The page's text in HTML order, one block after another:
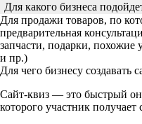
Для какого бизнеса
Для продажи товаров, по
предварительная
запчасти, подарки, похожие
и пр.)
Для чего бизнесу создавать
Сайт-квиз — это быстрый
которого участник